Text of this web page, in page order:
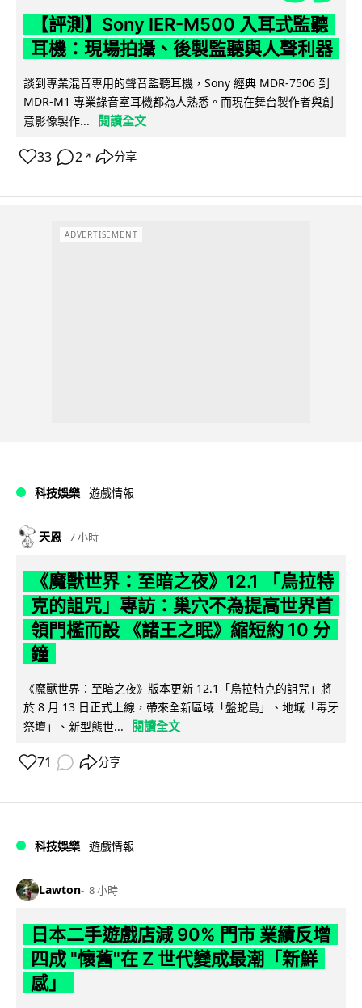
【評測】Sony IER-M500 入耳式監聽
耳機：現場拍攝、後製監聽與人聲利器
談到專業混音專用的聲音監聽耳機，Sony 經典 MDR-7506 到
MDR-M1 專業錄音室耳機都為人熟悉。而現在舞台製作者與創
意影像製作...
閱讀全文
33 2 ↗ 分享
ADVERTISEMENT
科技娛樂 遊戲情報
天恩 7 小時
《魔獸世界：至暗之夜》12.1 「烏拉特
克的詛咒」專訪：巢穴不為提高世界首
領門檻而設 《諸王之眠》縮短約 10 分
鐘
《魔獸世界：至暗之夜》版本更新 12.1「烏拉特克的詛咒」將
於 8 月 13 日正式上線，帶來全新區域「盤蛇島」、地城「毒牙
祭壇」、新型態世...
閱讀全文
71 分享
科技娛樂 遊戲情報
Lawton 8 小時
日本二手遊戲店減 90% 門市 業績反增
四成 "懷舊"在 Z 世代變成最潮「新鮮
感」